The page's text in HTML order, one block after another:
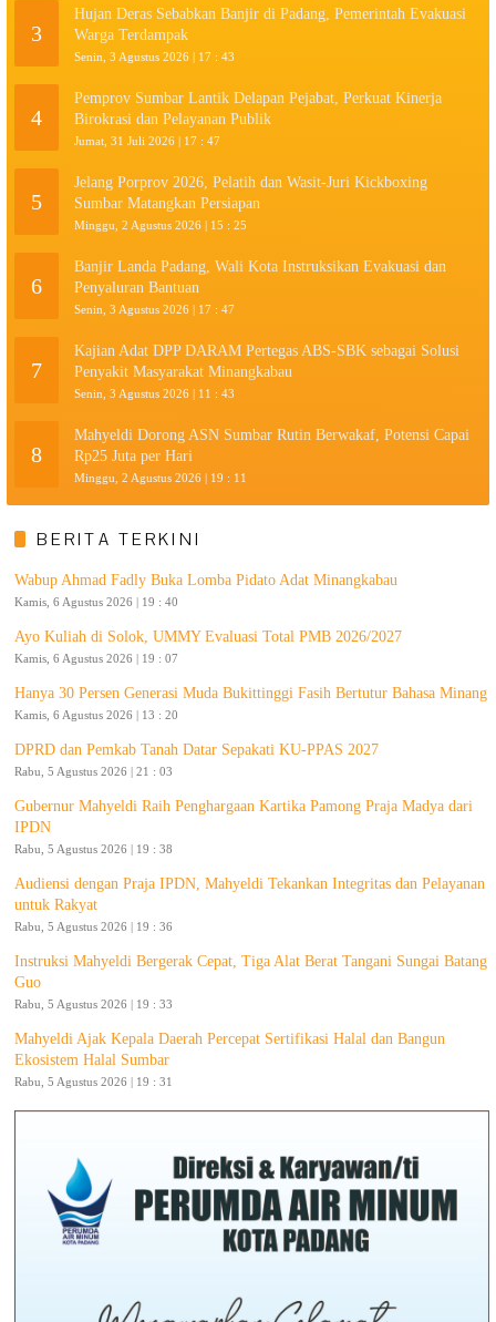
3
Hujan Deras Sebabkan Banjir di Padang, Pemerintah Evakuasi
Warga Terdampak
Senin, 3 Agustus 2026 | 17 : 43
4
Pemprov Sumbar Lantik Delapan Pejabat, Perkuat Kinerja
Birokrasi dan Pelayanan Publik
Jumat, 31 Juli 2026 | 17 : 47
5
Jelang Porprov 2026, Pelatih dan Wasit-Juri Kickboxing
Sumbar Matangkan Persiapan
Minggu, 2 Agustus 2026 | 15 : 25
6
Banjir Landa Padang, Wali Kota Instruksikan Evakuasi dan
Penyaluran Bantuan
Senin, 3 Agustus 2026 | 17 : 47
7
Kajian Adat DPP DARAM Pertegas ABS-SBK sebagai Solusi
Penyakit Masyarakat Minangkabau
Senin, 3 Agustus 2026 | 11 : 43
8
Mahyeldi Dorong ASN Sumbar Rutin Berwakaf, Potensi Capai
Rp25 Juta per Hari
Minggu, 2 Agustus 2026 | 19 : 11
BERITA TERKINI
Wabup Ahmad Fadly Buka Lomba Pidato Adat Minangkabau
Kamis, 6 Agustus 2026 | 19 : 40
Ayo Kuliah di Solok, UMMY Evaluasi Total PMB 2026/2027
Kamis, 6 Agustus 2026 | 19 : 07
Hanya 30 Persen Generasi Muda Bukittinggi Fasih Bertutur Bahasa Minang
Kamis, 6 Agustus 2026 | 13 : 20
DPRD dan Pemkab Tanah Datar Sepakati KU-PPAS 2027
Rabu, 5 Agustus 2026 | 21 : 03
Gubernur Mahyeldi Raih Penghargaan Kartika Pamong Praja Madya dari
IPDN
Rabu, 5 Agustus 2026 | 19 : 38
Audiensi dengan Praja IPDN, Mahyeldi Tekankan Integritas dan Pelayanan
untuk Rakyat
Rabu, 5 Agustus 2026 | 19 : 36
Instruksi Mahyeldi Bergerak Cepat, Tiga Alat Berat Tangani Sungai Batang
Guo
Rabu, 5 Agustus 2026 | 19 : 33
Mahyeldi Ajak Kepala Daerah Percepat Sertifikasi Halal dan Bangun
Ekosistem Halal Sumbar
Rabu, 5 Agustus 2026 | 19 : 31